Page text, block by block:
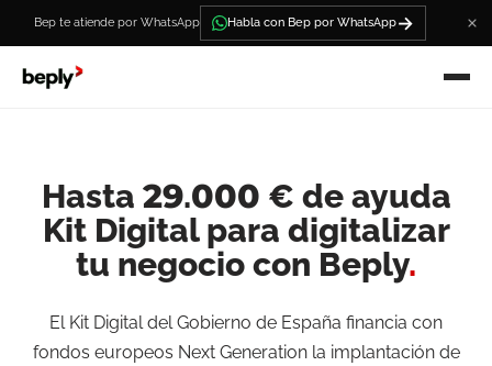
Bep te atiende por WhatsApp Habla con Bep por WhatsApp→
Hasta 29.000 € de ayuda
Kit Digital para digitalizar
tu negocio con Beply.
El Kit Digital del Gobierno de España financia con
fondos europeos Next Generation la implantación de